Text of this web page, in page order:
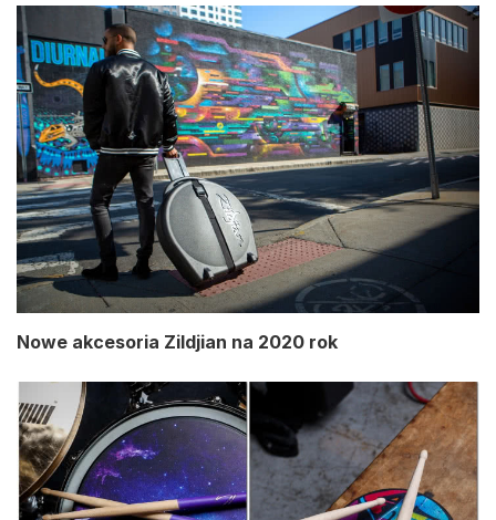
Nowe akcesoria Zildjian na 2020 rok